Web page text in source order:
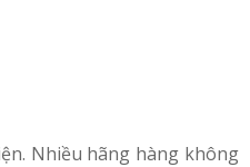
Nhiều hãng hàng không